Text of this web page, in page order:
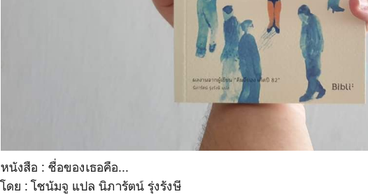
หนังสือ : ชื่อของเธอคือ...
โดย : โชนัมจู แปล นิภารัตน์ รุ่งรังษี